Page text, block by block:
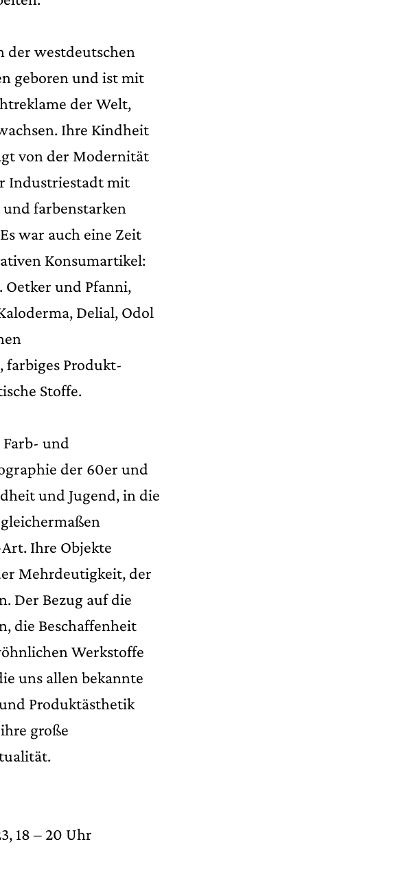
der westdeutschen
geboren und ist mit
der Welt,
Ihre Kindheit
von der Modernität
Industriestadt mit
farbenstarken
war auch eine Zeit
Konsumartikel:
und Pfanni,
Delial, Odol
farbiges Produkt-
Stoffe.
und
der 60er und
und Jugend, in die
Ihre Objekte
Mehrdeutigkeit, der
Der Bezug auf die
die Beschaffenheit
Werkstoffe
uns allen bekannte
Produktästhetik
große
18 – 20 Uhr